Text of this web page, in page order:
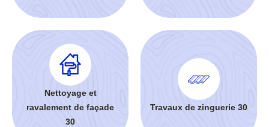
Nettoyage et
ravalement de façade
30
Travaux de zinguerie 30